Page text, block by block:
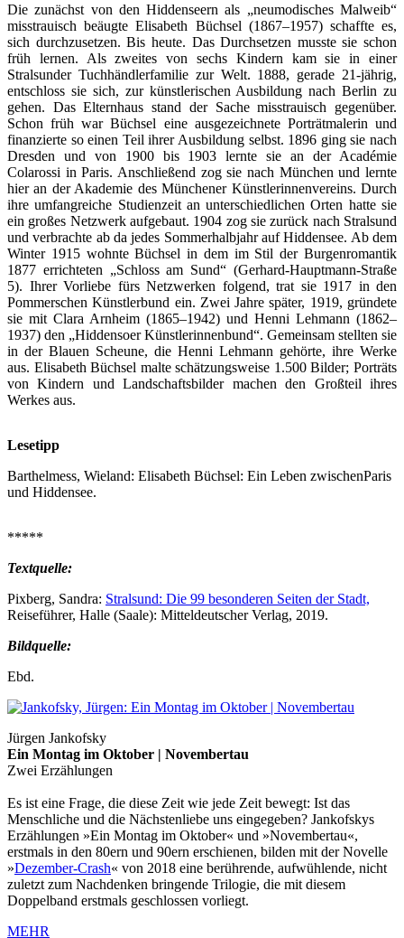
Die zunächst von den Hiddenseern als „neumodisches Malweib“
misstrauisch beäugte Elisabeth Büchsel (1867–1957) schaffte es,
sich durchzusetzen. Bis heute. Das Durchsetzen musste sie schon
früh lernen. Als zweites von sechs Kindern kam sie in einer
Stralsunder Tuchhändlerfamilie zur Welt. 1888, gerade 21-jährig,
entschloss sie sich, zur künstlerischen Ausbildung nach Berlin zu
gehen. Das Elternhaus stand der Sache misstrauisch gegenüber.
Schon früh war Büchsel eine ausgezeichnete Porträtmalerin und
finanzierte so einen Teil ihrer Ausbildung selbst. 1896 ging sie nach
Dresden und von 1900 bis 1903 lernte sie an der Académie
Colarossi in Paris. Anschließend zog sie nach München und lernte
hier an der Akademie des Münchener Künstlerinnenvereins. Durch
ihre umfangreiche Studienzeit an unterschiedlichen Orten hatte sie
ein großes Netzwerk aufgebaut. 1904 zog sie zurück nach Stralsund
und verbrachte ab da jedes Sommerhalbjahr auf Hiddensee. Ab dem
Winter 1915 wohnte Büchsel in dem im Stil der Burgenromantik
1877 errichteten „Schloss am Sund“ (Gerhard-Hauptmann-Straße
5). Ihrer Vorliebe fürs Netzwerken folgend, trat sie 1917 in den
Pommerschen Künstlerbund ein. Zwei Jahre später, 1919, gründete
sie mit Clara Arnheim (1865–1942) und Henni Lehmann (1862–
1937) den „Hiddensoer Künstlerinnenbund“. Gemeinsam stellten sie
in der Blauen Scheune, die Henni Lehmann gehörte, ihre Werke
aus. Elisabeth Büchsel malte schätzungsweise 1.500 Bilder; Porträts
von Kindern und Landschaftsbilder machen den Großteil ihres
Werkes aus.
Lesetipp
Barthelmess, Wieland: Elisabeth Büchsel: Ein Leben zwischenParis
und Hiddensee.
*****
Textquelle:
Pixberg, Sandra: Stralsund: Die 99 besonderen Seiten der Stadt,
Reiseführer, Halle (Saale): Mitteldeutscher Verlag, 2019.
Bildquelle:
Ebd.
Jürgen Jankofsky
Ein Montag im Oktober | Novembertau
Zwei Erzählungen
Es ist eine Frage, die diese Zeit wie jede Zeit bewegt: Ist das
Menschliche und die Nächstenliebe uns eingegeben? Jankofskys
Erzählungen »Ein Montag im Oktober« und »Novembertau«,
erstmals in den 80ern und 90ern erschienen, bilden mit der Novelle
»Dezember-Crash« von 2018 eine berührende, aufwühlende, nicht
zuletzt zum Nachdenken bringende Trilogie, die mit diesem
Doppelband erstmals geschlossen vorliegt.
MEHR